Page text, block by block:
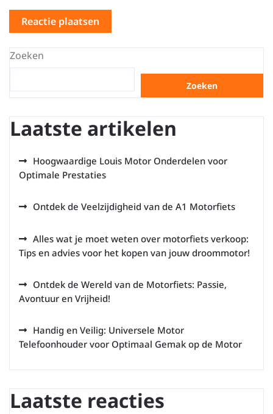
Zoeken
Zoeken
Laatste artikelen
Hoogwaardige Louis Motor Onderdelen voor
Optimale Prestaties
Ontdek de Veelzijdigheid van de A1 Motorfiets
Alles wat je moet weten over motorfiets verkoop:
Tips en advies voor het kopen van jouw droommotor!
Ontdek de Wereld van de Motorfiets: Passie,
Avontuur en Vrijheid!
Handig en Veilig: Universele Motor
Telefoonhouder voor Optimaal Gemak op de Motor
Laatste reacties